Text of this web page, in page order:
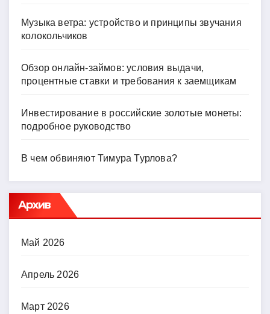
Музыка ветра: устройство и принципы звучания
колокольчиков
Обзор онлайн-займов: условия выдачи,
процентные ставки и требования к заемщикам
Инвестирование в российские золотые монеты:
подробное руководство
В чем обвиняют Тимура Турлова?
Архив
Май 2026
Апрель 2026
Март 2026